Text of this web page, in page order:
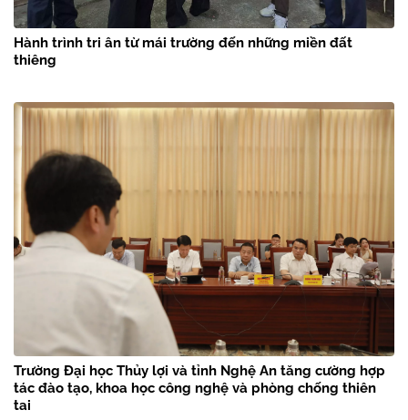
Hành trình tri ân từ mái trường đến những miền đất
thiêng
Trường Đại học Thủy lợi và tỉnh Nghệ An tăng cường hợp
tác đào tạo, khoa học công nghệ và phòng chống thiên
tai